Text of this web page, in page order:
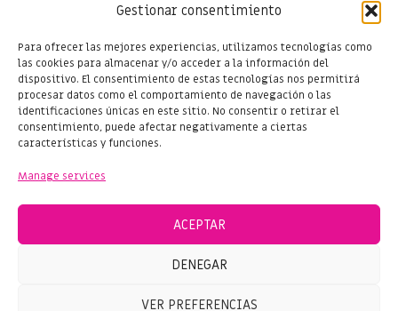
Gestionar consentimiento
Para ofrecer las mejores experiencias, utilizamos tecnologías como
las cookies para almacenar y/o acceder a la información del
dispositivo. El consentimiento de estas tecnologías nos permitirá
procesar datos como el comportamiento de navegación o las
identificaciones únicas en este sitio. No consentir o retirar el
consentimiento, puede afectar negativamente a ciertas
características y funciones.
Manage services
ACEPTAR
DENEGAR
VER PREFERENCIAS
Conoce las últimas novedades
del comercio en Salou